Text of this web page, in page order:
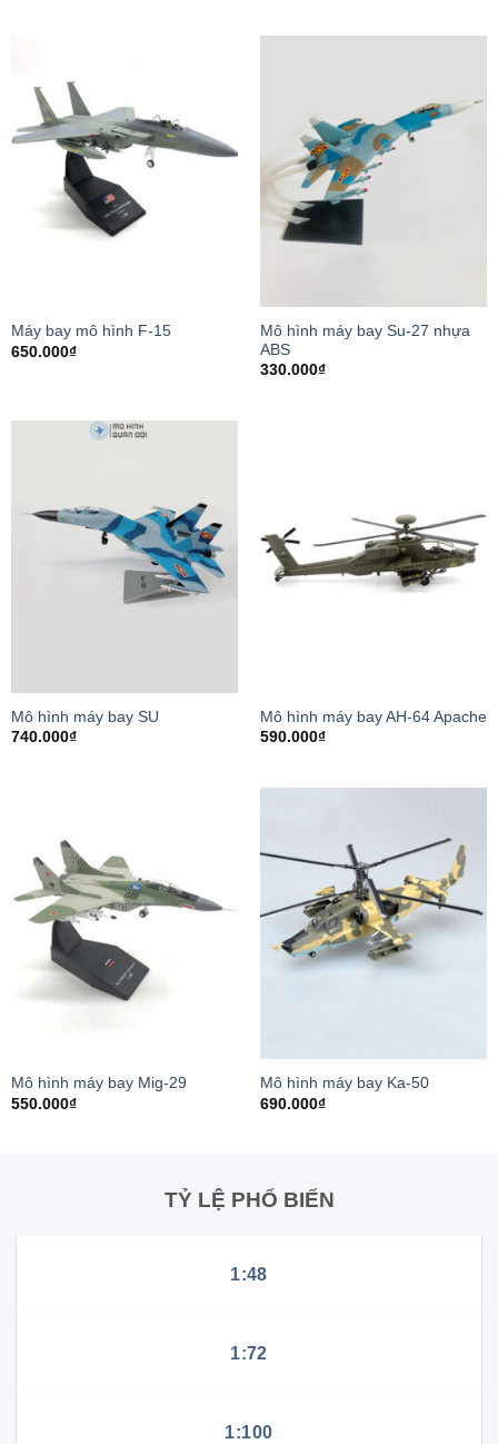
Máy bay mô hình F-15
650.000₫
Mô hình máy bay Su-27 nhựa
ABS
330.000₫
Mô hình máy bay SU
740.000₫
Mô hình máy bay AH-64 Apache
590.000₫
Mô hình máy bay Mig-29
550.000₫
Mô hình máy bay Ka-50
690.000₫
TỶ LỆ PHỔ BIẾN
1:48
1:72
1:100